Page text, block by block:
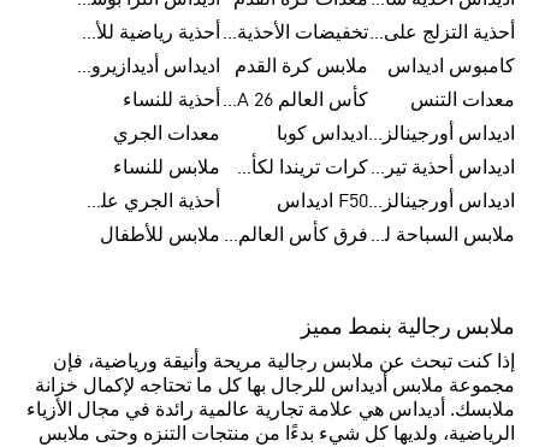
أحذية التزلج على اللوح للرجال
تخفيضات الأحذية للرجال
أحذية رياضية للأطفال
كامبوس اديداس
ملابس كرة القدم
اديداس أديدازيرو معدات الجري
معدات التنس
كأس العالم FIFA 26™ أحذية للنساء
اديداس أورجينالز ملابس للنساء اديداس كوبا
معدات الجري
اديداس أحذية تيريكس
كرات تريندا لكأس العالم FIFA 26™
ملابس للنساء
اديداس أورجينالز صنادل للنساءF50 اديداس
أحذية الجري على الطرق الوعرة للرجال
ملابس السباحة للنساء
فرق كأس العالم FIFA 26™ ملابس للأطفال
ملابس رجالية بنمط مميز
إذا كنت تبحث عن ملابس رجالية مريحة وأنيقة ورياضية، فإن
مجموعة ملابس أديداس للرجال بها كل ما تحتاجه لإكمال خزانة
ملابسك. أديداس هي علامة تجارية عالمية رائدة في مجال الأزياء
الرياضية، ولديها كل شيء بدءًا من منتجات التنزه وحتى ملابس